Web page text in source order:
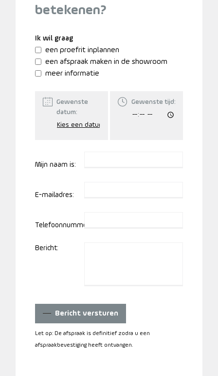
betekenen?
Ik wil graag
een proefrit inplannen
een afspraak maken in de showroom
meer informatie
Gewenste
datum:
Gewenste tijd:
Mijn naam is:
E-mailadres:
Telefoonnummer:
Bericht:
Bericht versturen
Let op: De afspraak is definitief zodra u een
afspraakbevestiging heeft ontvangen.